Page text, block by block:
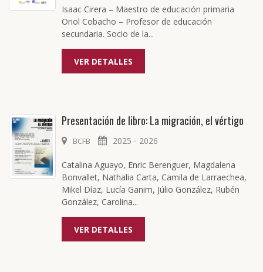
Isaac Cirera – Maestro de educación primaria
Oriol Cobacho – Profesor de educación
secundaria. Socio de la...
VER DETALLES
Presentación de libro: La migración, el vértigo
BCFB 2025 - 2026
Catalina Aguayo, Enric Berenguer, Magdalena
Bonvallet, Nathalia Carta, Camila de Larraechea,
Mikel Díaz, Lucía Ganim, Júlio González, Rubén
González, Carolina...
VER DETALLES